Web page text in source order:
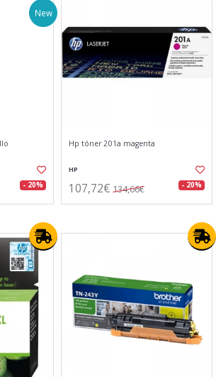
New
- 20%
Hp tóner 201a magenta
HP
107,72€ 134,66€ - 20%